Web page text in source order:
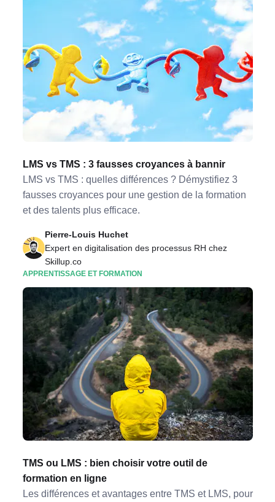
LMS vs TMS : 3 fausses croyances à bannir
LMS vs TMS : quelles différences ? Démystifiez 3
fausses croyances pour une gestion de la formation
et des talents plus efficace.
Pierre-Louis Huchet
Expert en digitalisation des processus RH chez
Skillup.co
APPRENTISSAGE ET FORMATION
TMS ou LMS : bien choisir votre outil de
formation en ligne
Les différences et avantages entre TMS et LMS, pour